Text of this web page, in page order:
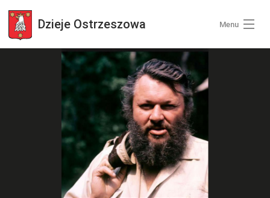
Dzieje Ostrzeszowa Menu
Wszystkie zdjęcia